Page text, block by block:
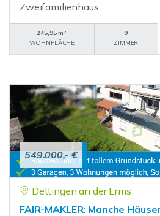
Zweifamilienhaus
245,95 m²
WOHNFLÄCHE
9
ZIMMER
549.000,- €
Dettingen an der Erms
FAIR-MAKLER: Manche